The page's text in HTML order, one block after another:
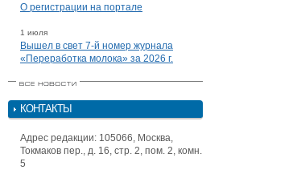
О регистрации на портале
1 июля
Вышел в свет 7-й номер журнала
«Переработка молока» за 2026 г.
КОНТАКТЫ
Адрес редакции: 105066, Москва,
Токмаков пер., д. 16, стр. 2, пом. 2, комн.
5